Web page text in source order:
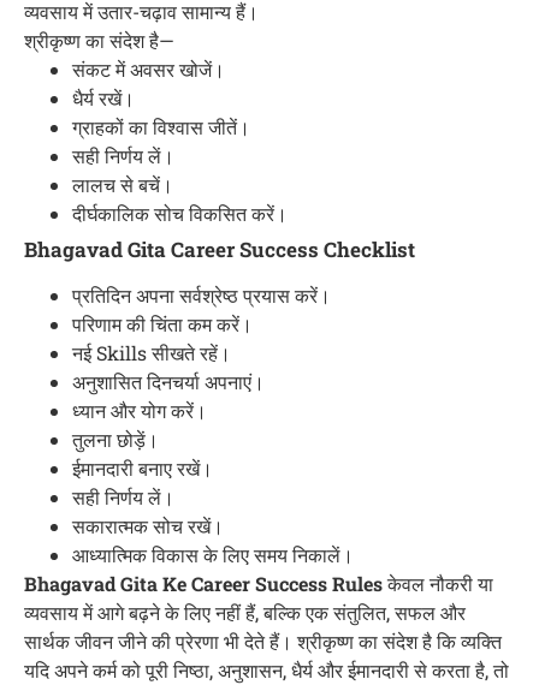
व्यवसाय में उतार-चढ़ाव सामान्य हैं।
श्रीकृष्ण का संदेश है—
संकट में अवसर खोजें।
धैर्य रखें।
ग्राहकों का विश्वास जीतें।
सही निर्णय लें।
लालच से बचें।
दीर्घकालिक सोच विकसित करें।
Bhagavad Gita Career Success Checklist
प्रतिदिन अपना सर्वश्रेष्ठ प्रयास करें।
परिणाम की चिंता कम करें।
नई Skills सीखते रहें।
अनुशासित दिनचर्या अपनाएं।
ध्यान और योग करें।
तुलना छोड़ें।
ईमानदारी बनाए रखें।
सही निर्णय लें।
सकारात्मक सोच रखें।
आध्यात्मिक विकास के लिए समय निकालें।
Bhagavad Gita Ke Career Success Rulesकेवल नौकरी या
व्यवसाय में आगे बढ़ने के लिए नहीं हैं, बल्कि एक संतुलित, सफल और
सार्थक जीवन जीने की प्रेरणा भी देते हैं। श्रीकृष्ण का संदेश है कि व्यक्ति
यदि अपने कर्म को पूरी निष्ठा, अनुशासन, धैर्य और ईमानदारी से करता है, तो